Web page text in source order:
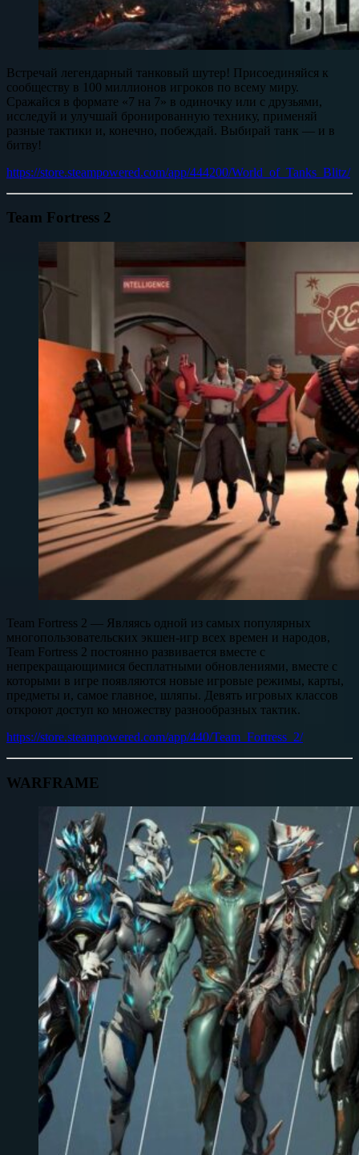
Встречай легендарный танковый шутер! Присоединяйся к
сообществу в 100 миллионов игроков по всему миру.
Сражайся в формате «7 на 7» в одиночку или с друзьями,
исследуй и улучшай бронированную технику, применяй
разные тактики и, конечно, побеждай. Выбирай танк — и в
битву!
https://store.steampowered.com/app/444200/World_of_Tanks_Blitz/
Team Fortress 2
Team Fortress 2 — Являясь одной из самых популярных
многопользовательских экшен-игр всех времен и народов,
Team Fortress 2 постоянно развивается вместе с
непрекращающимися бесплатными обновлениями, вместе с
которыми в игре появляются новые игровые режимы, карты,
предметы и, самое главное, шляпы. Девять игровых классов
откроют доступ ко множеству разнообразных тактик.
https://store.steampowered.com/app/440/Team_Fortress_2/
WARFRAME